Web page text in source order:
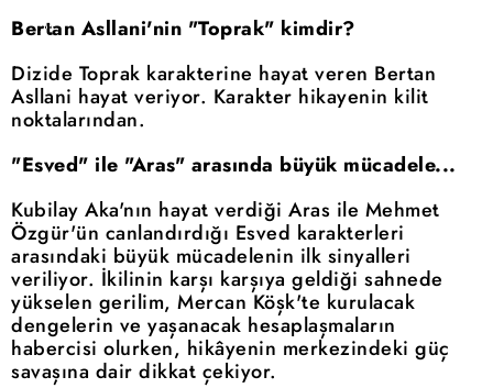
Bertan Asllani'nin "Toprak" kimdir?
Dizide Toprak karakterine hayat veren Bertan
Asllani hayat veriyor. Karakter hikayenin kilit
noktalarından.
"Esved" ile "Aras" arasında büyük mücadele...
Kubilay Aka'nın hayat verdiği Aras ile Mehmet
Özgür'ün canlandırdığı Esved karakterleri
arasındaki büyük mücadelenin ilk sinyalleri
veriliyor. İkilinin karşı karşıya geldiği sahnede
yükselen gerilim, Mercan Köşk'te kurulacak
dengelerin ve yaşanacak hesaplaşmaların
habercisi olurken, hikâyenin merkezindeki güç
savaşına dair dikkat çekiyor.